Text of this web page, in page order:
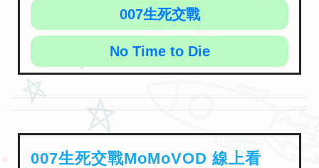
007生死交戰
No Time to Die
007生死交戰MoMoVOD 線上看